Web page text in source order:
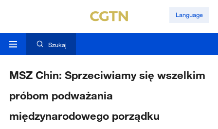
Language
Szukaj
MSZ Chin: Sprzeciwiamy się wszelkim
próbom podważania
międzynarodowego porządku